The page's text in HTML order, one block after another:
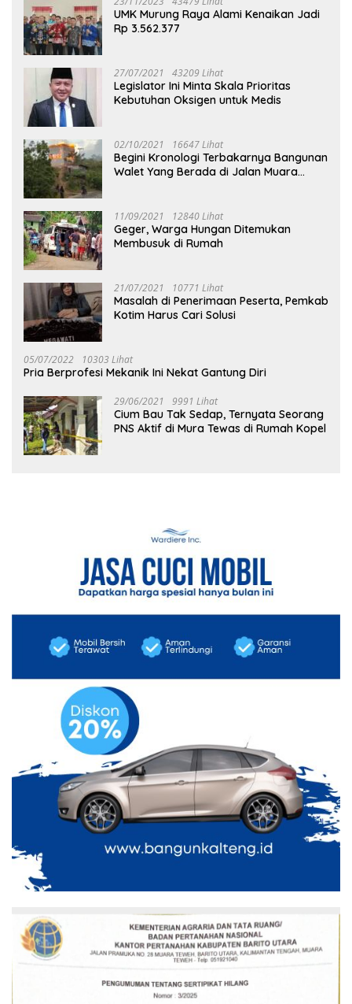
UMK Murung Raya Alami Kenaikan Jadi
Rp 3.562.377
27/07/2021 43209 Lihat
Legislator Ini Minta Skala Prioritas
Kebutuhan Oksigen untuk Medis
02/10/2021 16647 Lihat
Begini Kronologi Terbakarnya Bangunan
Walet Yang Berada di Jalan Muara
11/09/2021 12840 Lihat
Geger, Warga Hungan Ditemukan
Membusuk di Rumah
21/07/2021 10771 Lihat
Masalah di Penerimaan Peserta, Pemkab
Kotim Harus Cari Solusi
05/07/2022 10303 Lihat
Pria Berprofesi Mekanik Ini Nekat Gantung Diri
29/06/2021 9991 Lihat
Cium Bau Tak Sedap, Ternyata Seorang
PNS Aktif di Mura Tewas di Rumah Kopel